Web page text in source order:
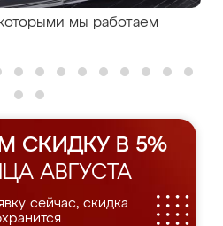
мы работаем
СКИДКУ В 5%
АВГУСТА
сейчас, скидка